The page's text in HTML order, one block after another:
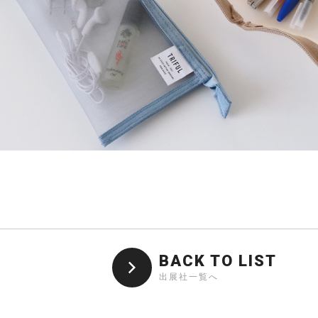
BACK TO LIST
出展社一覧へ